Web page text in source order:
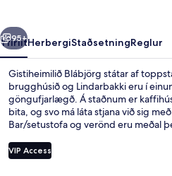
Næsta
95+
YfirlitHerbergiStaðsetningReglur
Gistiheimilið Blábjörg státar af
brugghúsið og Lindarbakki eru í
göngufjarlægð. Á staðnum er
bita, og svo má láta stjana við sig
Bar/setustofa og verönd eru meðal
helstu kosta gististaðarins.
VIP Access